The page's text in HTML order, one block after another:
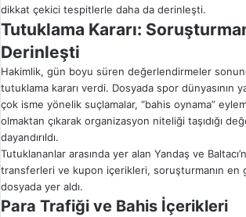
dikkat çekici tespitlerle daha da derinleşti.
Tutuklama Kararı:
Derinleşti
Hakimlik, gün boyu süren değerlendirmeler
tutuklama kararı verdi. Dosyada spor dünyasının
çok isme yönelik suçlamalar, “bahis oynama”
olmaktan çıkarak organizasyon niteliği taşıdığı
dayandırıldı.
Tutuklananlar arasında yer alan Yandaş ve
transferleri ve kupon içerikleri, soruşturmanın en
dosyada yer aldı.
Para Trafiği ve Bahis İçerikleri